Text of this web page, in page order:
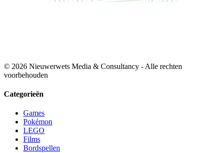
© 2026 Nieuwerwets Media & Consultancy - Alle rechten
voorbehouden
Categorieën
Games
Pokémon
LEGO
Films
Bordspellen